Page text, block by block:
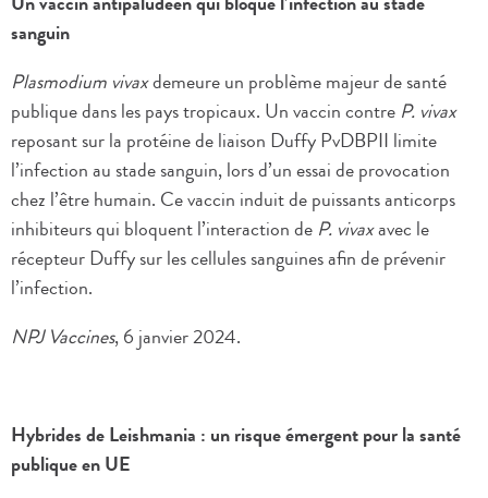
sanguin
Plasmodium vivaxdemeure un problème majeur de santé
publique dans les pays tropicaux. Un vaccin contre P. vivax
reposant sur la protéine de liaison Duffy PvDBPII limite
l’infection au stade sanguin, lors d’un essai de provocation
chez l’être humain. Ce vaccin induit de puissants anticorps
inhibiteurs qui bloquent l’interaction de P. vivaxavec le
récepteur Duffy sur les cellules sanguines afin de prévenir
l’infection.
NPJ Vaccines, 6 janvier 2024.
Hybrides de Leishmania : un risque émergent pour la santé
publique en UE